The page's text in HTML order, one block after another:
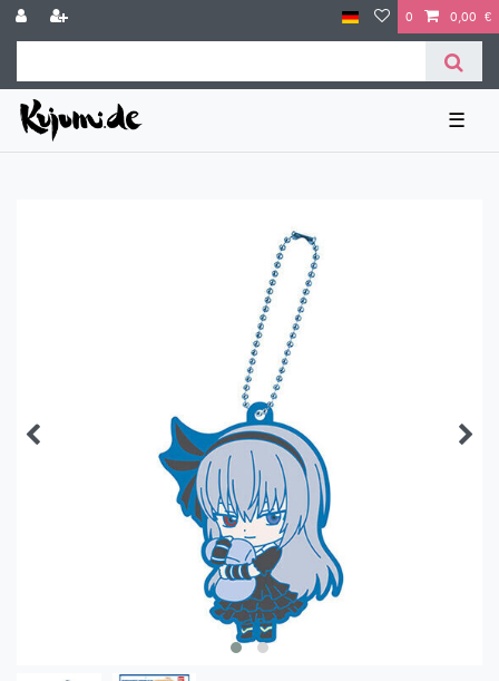
0 0,00 €
☰